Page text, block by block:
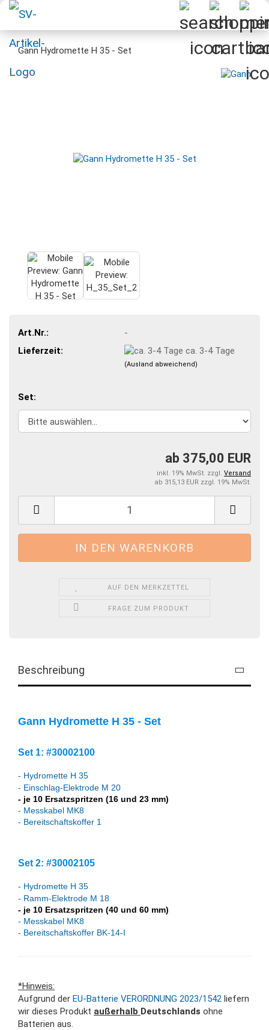
Gann Hydromette H 35 - Set
Art.Nr.:
-
Lieferzeit:
ca. 3-4 Tage
(Ausland abweichend)
Set:
ab 375,00 EUR
inkl. 19% MwSt. zzgl. Versand
ab 315,13 EUR zzgl. 19% MwSt.
AUF DEN MERKZETTEL
FRAGE ZUM PRODUKT
Beschreibung
Gann Hydromette H 35 - Set
Set 1: #30002100
- Hydromette H 35
- Einschlag-Elektrode M 20
- je 10 Ersatzspritzen (16 und 23 mm)
- Messkabel MK8
- Bereitschaftskoffer 1
Set 2: #30002105
- Hydromette H 35
- Ramm-Elektrode M 18
- je 10 Ersatzspritzen (40 und 60 mm)
- Messkabel MK8
- Bereitschaftskoffer BK-14-I
*Hinweis:
Aufgrund der EU-Batterie VERORDNUNG 2023/1542 liefern
wir dieses Produkt außerhalb Deutschlands ohne
Batterien aus.